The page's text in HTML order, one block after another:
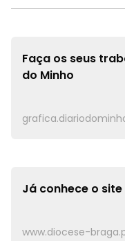
Faça os seus
do Minho
Já conhece o site
www.diocese-